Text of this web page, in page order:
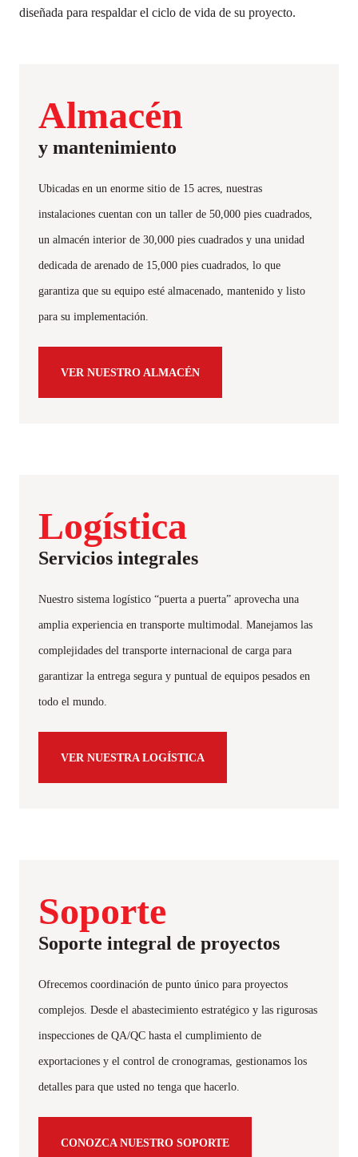
diseñada para respaldar el ciclo de vida de su proyecto.
Almacén
y mantenimiento
Ubicadas en un enorme sitio de 15 acres, nuestras
instalaciones cuentan con un taller de 50,000 pies cuadrados,
un almacén interior de 30,000 pies cuadrados y una unidad
dedicada de arenado de 15,000 pies cuadrados, lo que
garantiza que su equipo esté almacenado, mantenido y listo
para su implementación.
VER NUESTRO ALMACÉN
Soporte
Soporte integral de proyectos
Ofrecemos coordinación de punto único para proyectos
complejos. Desde el abastecimiento estratégico y las rigurosas
inspecciones de QA/QC hasta el cumplimiento de
exportaciones y el control de cronogramas, gestionamos los
detalles para que usted no tenga que hacerlo.
CONOZCA NUESTRO SOPORTE
Logística
Servicios integrales
Nuestro sistema logístico “puerta a puerta” aprovecha una
amplia experiencia en transporte multimodal. Manejamos las
complejidades del transporte internacional de carga para
garantizar la entrega segura y puntual de equipos pesados en
todo el mundo.
VER NUESTRA LOGÍSTICA